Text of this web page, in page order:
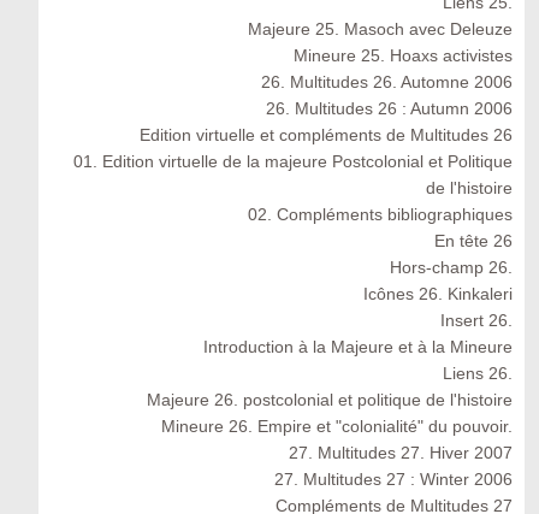
Majeure 25. Masoch avec Deleuze
Mineure 25. Hoaxs activistes
26. Multitudes 26. Automne 2006
26. Multitudes 26 : Autumn 2006
Edition virtuelle et compléments de Multitudes 26
01. Edition virtuelle de la majeure Postcolonial et Politique
de l'histoire
02. Compléments bibliographiques
En tête 26
Hors-champ 26.
Icônes 26. Kinkaleri
Insert 26.
Introduction à la Majeure et à la Mineure
Liens 26.
Majeure 26. postcolonial et politique de l'histoire
Mineure 26. Empire et "colonialité" du pouvoir.
27. Multitudes 27. Hiver 2007
27. Multitudes 27 : Winter 2006
Compléments de Multitudes 27